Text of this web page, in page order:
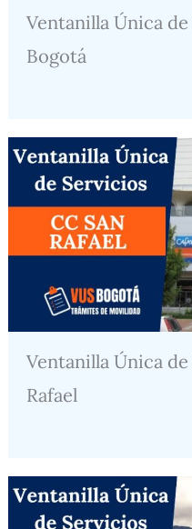
Ventanilla Única
Bogotá
Ventanilla Única
Rafael